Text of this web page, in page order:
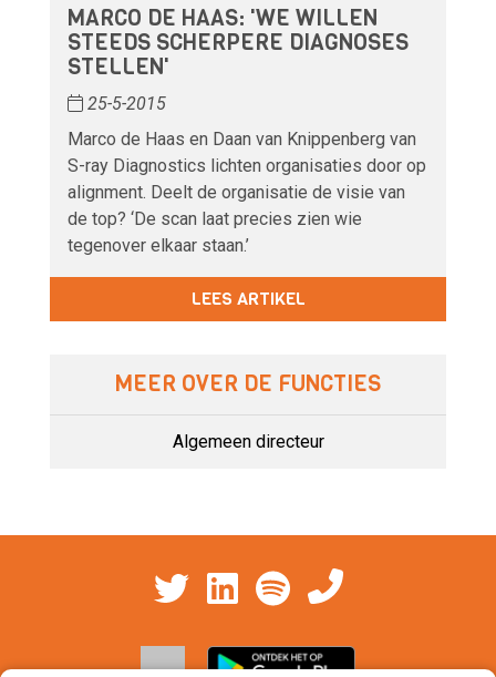
MARCO DE HAAS: 'WE WILLEN
STEEDS SCHERPERE DIAGNOSES
STELLEN'
25-5-2015
Marco de Haas en Daan van Knippenberg van
S-ray Diagnostics lichten organisaties door op
alignment. Deelt de organisatie de visie van
de top? ‘De scan laat precies zien wie
tegenover elkaar staan.’
LEES ARTIKEL
MEER OVER DE FUNCTIES
Algemeen directeur